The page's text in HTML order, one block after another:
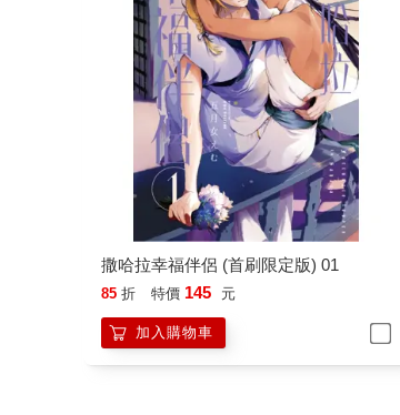
撒哈拉幸福伴侶 (首刷限定版) 01
85 折 特價 145 元
加入購物車